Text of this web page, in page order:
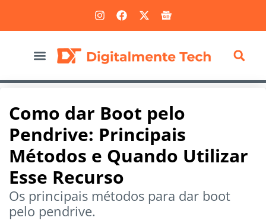
Como dar Boot pelo
Pendrive: Principais
Métodos e Quando Utilizar
Esse Recurso
Os principais métodos para dar boot
pelo pendrive.